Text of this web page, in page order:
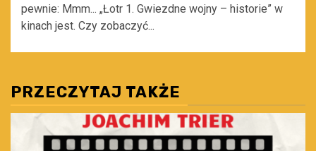
pewnie: Mmm... „Łotr 1. Gwiezdne wojny – historie” w
kinach jest. Czy zobaczyć...
PRZECZYTAJ TAKŻE